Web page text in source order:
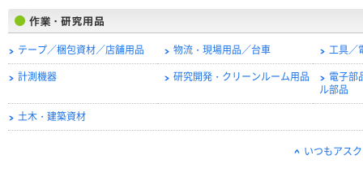
テープ／梱包資材／店舗用品 物流・現場用品／台車 工具／
計測機器 研究開発・クリーンルーム用品
電子部
ル部品
土木・建築資材
いつもアス